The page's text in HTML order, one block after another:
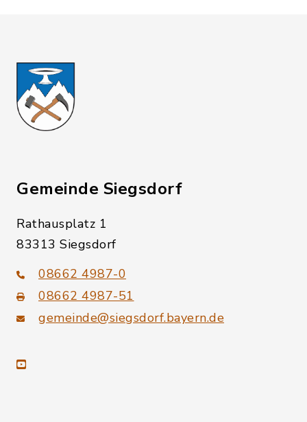
Gemeinde Siegsdorf
Rathausplatz 1
83313 Siegsdorf
08662 4987-0
08662 4987-51
gemeinde@siegsdorf.bayern.de
youtube